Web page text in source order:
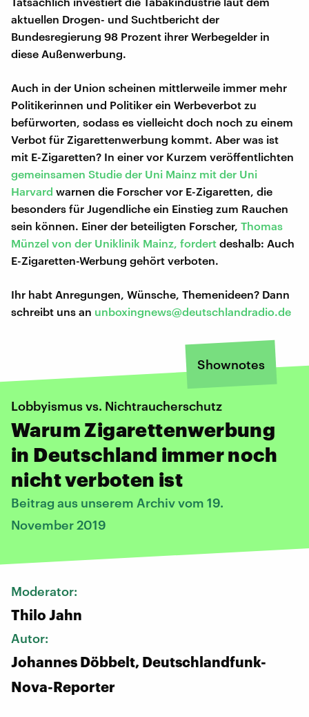
aktuellen Drogen- und Suchtbericht der
Bundesregierung 98 Prozent ihrer Werbegelder in
diese Außenwerbung.
Auch in der Union scheinen mittlerweile immer mehr
Politikerinnen und Politiker ein Werbeverbot zu
befürworten, sodass es vielleicht doch noch zu einem
Verbot für Zigarettenwerbung kommt. Aber was ist
mit E-Zigaretten? In einer vor Kurzem veröffentlichten
gemeinsamen Studie der Uni Mainz mit der Uni
Harvard warnen die Forscher vor E-Zigaretten, die
besonders für Jugendliche ein Einstieg zum Rauchen
sein können. Einer der beteiligten Forscher, Thomas
Münzel von der Uniklinik Mainz, fordert deshalb: Auch
E-Zigaretten-Werbung gehört verboten.
Ihr habt Anregungen, Wünsche, Themenideen? Dann
schreibt uns an unboxingnews@deutschlandradio.de
Shownotes
Lobbyismus vs. Nichtraucherschutz
Warum Zigarettenwerbung
in Deutschland immer noch
nicht verboten ist
Beitrag aus unserem Archiv vom 19.
November 2019
Moderator:
Thilo Jahn
Autor:
Johannes Döbbelt, Deutschlandfunk-
Nova-Reporter